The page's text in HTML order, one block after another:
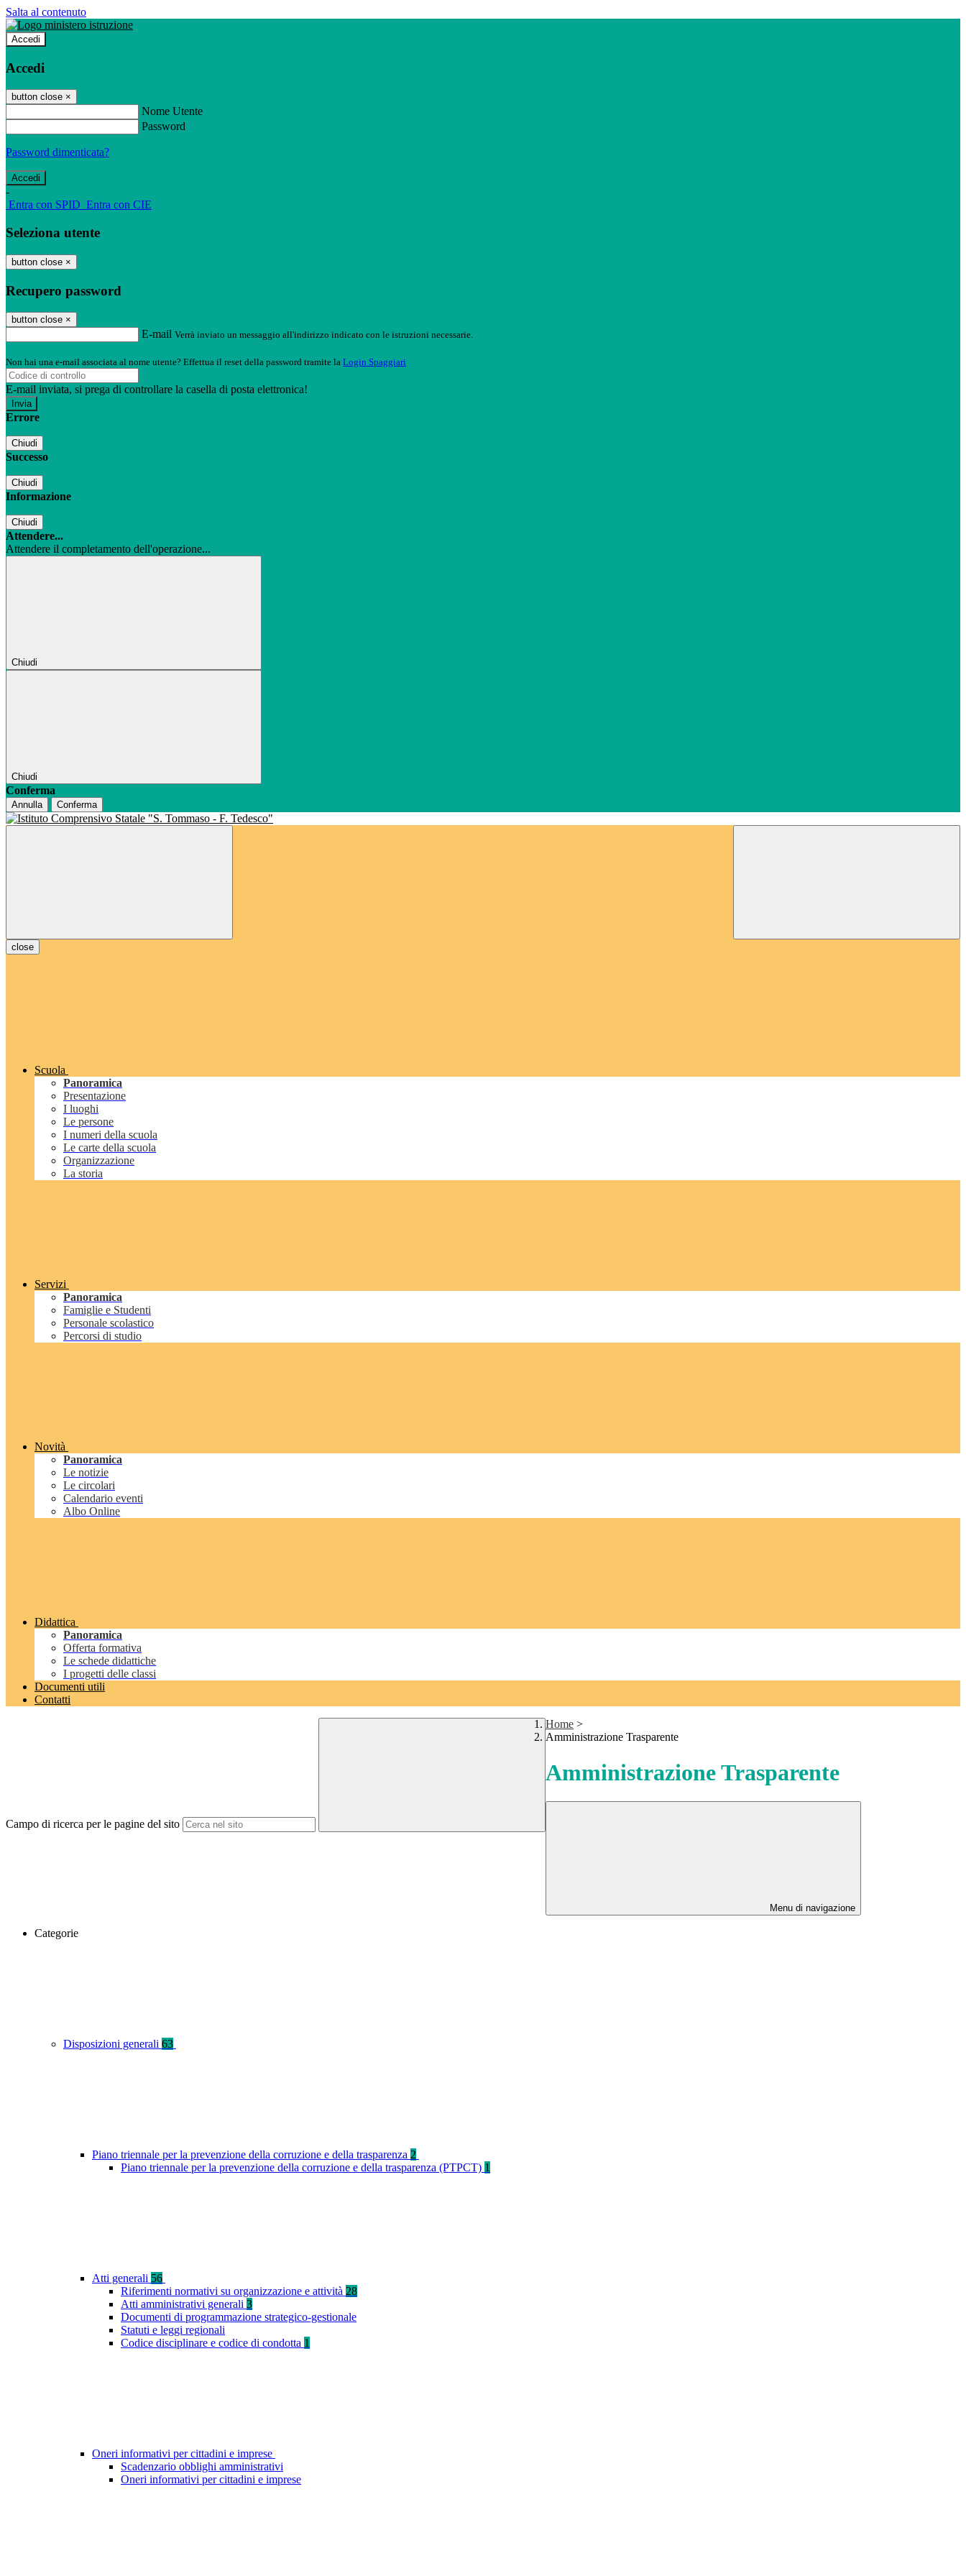
Salta al contenuto
Accedi
Accedi
button close ×
Nome Utente
Password
Password dimenticata?
-
Entra con SPID Entra con CIE
Seleziona utente
button close ×
Recupero password
button close ×
E-mail Verrà inviato un messaggio all'indirizzo indicato con le istruzioni necessarie.
Non hai una e-mail associata al nome utente? Effettua il reset della password tramite la Login Spaggiari
E-mail inviata, si prega di controllare la casella di posta elettronica!
Errore
Chiudi
Successo
Chiudi
Informazione
Chiudi
Attendere...
Attendere il completamento dell'operazione...
Chiudi
Chiudi
Conferma
Annulla Conferma
close
Scuola
Panoramica
Presentazione
I luoghi
Le persone
I numeri della scuola
Le carte della scuola
Organizzazione
La storia
Servizi
Panoramica
Famiglie e Studenti
Personale scolastico
Percorsi di studio
Novità
Panoramica
Le notizie
Le circolari
Calendario eventi
Albo Online
Didattica
Panoramica
Offerta formativa
Le schede didattiche
I progetti delle classi
Documenti utili
Contatti
Campo di ricerca per le pagine del sito
Home >
Amministrazione Trasparente
Amministrazione Trasparente
Menu di navigazione
Categorie
Disposizioni generali 63
Piano triennale per la prevenzione della corruzione e della trasparenza 2
Piano triennale per la prevenzione della corruzione e della trasparenza (PTPCT) 1
Atti generali 56
Riferimenti normativi su organizzazione e attività 28
Atti amministrativi generali 3
Documenti di programmazione strategico-gestionale
Statuti e leggi regionali
Codice disciplinare e codice di condotta 1
Oneri informativi per cittadini e imprese
Scadenzario obblighi amministrativi
Oneri informativi per cittadini e imprese